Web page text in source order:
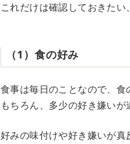
これだけは確認しておきたい
（1）食の好み
食事は毎日のことなので、食
もちろん、多少の好き嫌いが
好みの味付けや好き嫌いが真